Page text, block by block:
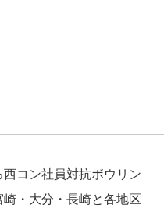
コン社員対抗ボウリン
・大分・長崎と各地区